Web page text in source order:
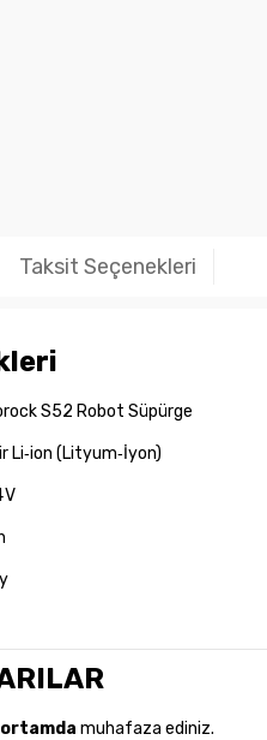
Taksit Seçenekleri
S52 Robot Süpürge
Li‑ion (Lityum‑İyon)
V
ortamda muhafaza ediniz.